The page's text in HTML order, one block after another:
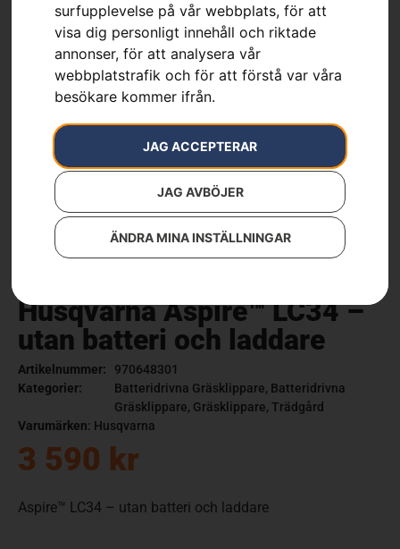
surfupplevelse på vår webbplats, för att
visa dig personligt innehåll och riktade
annonser, för att analysera vår
webbplatstrafik och för att förstå var våra
besökare kommer ifrån.
JAG ACCEPTERAR
JAG AVBÖJER
ÄNDRA MINA INSTÄLLNINGAR
Husqvarna Aspire™ LC34 –
utan batteri och laddare
Artikelnummer:
970648301
Kategorier:
Batteridrivna Gräsklippare, Batteridrivna
Gräsklippare, Gräsklippare, Trädgård
Varumärken: Husqvarna
3 590 kr
Aspire™ LC34 – utan batteri och laddare